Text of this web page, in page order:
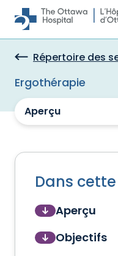
Skip to main content
Répertoire des
Ergothérapie
Aperçu
Dans
Aperçu
Objectifs